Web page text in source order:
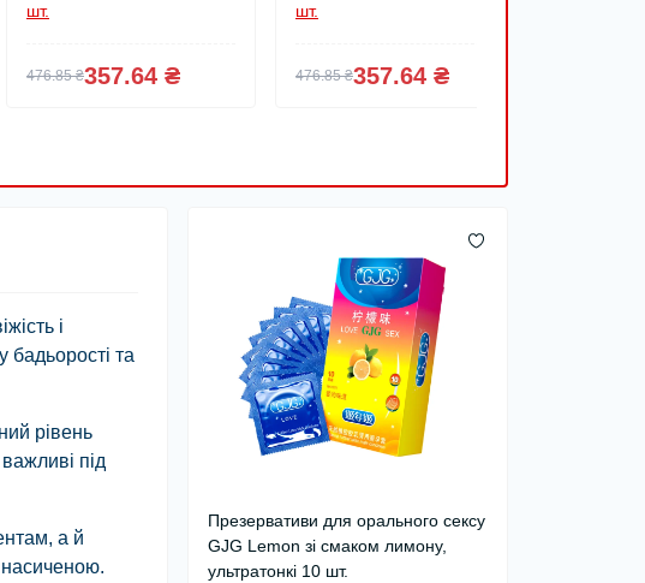
шт.
476.85 ₴357.64 ₴
шт.
476.85 ₴357.64 ₴
Презервативи для орального сексу
GJG Lemon зі смаком лимону,
ультратонкі 10 шт.
і
бадьорості та
рівень
під
а й
насиченою.